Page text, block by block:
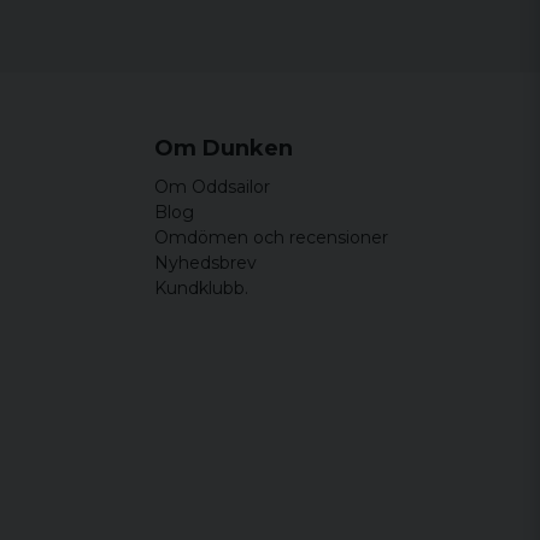
Om Dunken
Om Oddsailor
Blog
Omdömen och recensioner
Nyhedsbrev
Kundklubb.